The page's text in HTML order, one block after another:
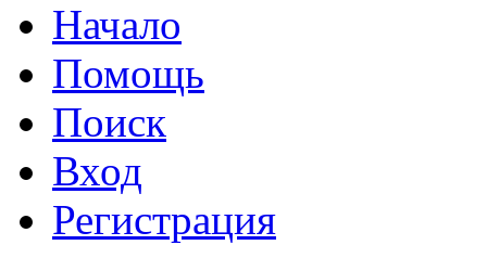
Начало
Помощь
Поиск
Вход
Регистрация